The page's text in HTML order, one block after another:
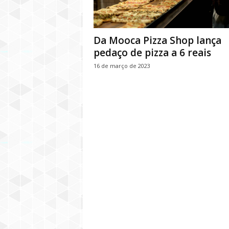
Da Mooca Pizza Shop lança
pedaço de pizza a 6 reais
16 de março de 2023